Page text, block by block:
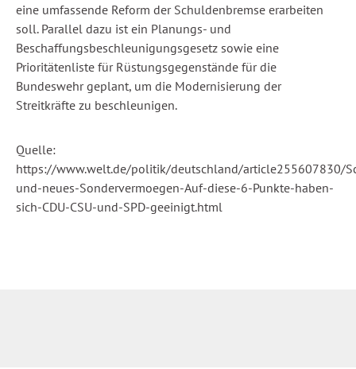
eine umfassende Reform der Schuldenbremse erarbeiten
soll. Parallel dazu ist ein Planungs- und
Beschaffungsbeschleunigungsgesetz sowie eine
Prioritätenliste für Rüstungsgegenstände für die
Bundeswehr geplant, um die Modernisierung der
Streitkräfte zu beschleunigen.
Quelle:
https://www.welt.de/politik/deutschland/article255607830/
und-neues-Sondervermoegen-Auf-diese-6-Punkte-haben-
sich-CDU-CSU-und-SPD-geeinigt.html